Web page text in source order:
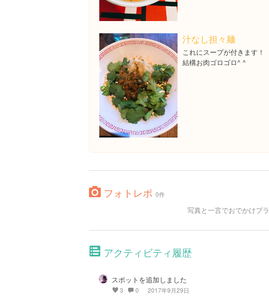
汁なし担々麺
これにスープが付きます！
結構お肉ゴロゴロ^ ^
フォトレポ 0件
写真と一言でおでかけプ
アクティビティ履歴
スポットを追加しました
3 0 2017年9月29日